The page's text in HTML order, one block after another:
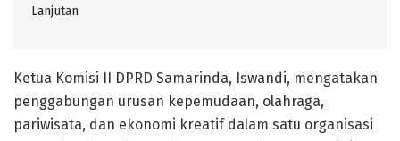
Lanjutan
Ketua Komisi II DPRD Samarinda, Iswandi, mengatakan
penggabungan urusan kepemudaan, olahraga,
pariwisata, dan ekonomi kreatif dalam satu organisasi